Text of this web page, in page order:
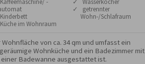
-
im Wohnraum
✓ Wasserkocher
✓ getrennter
Wohn-/Schlafraum
von ca. 34 qm und umfasst ein
Wohnküche und ein Badezimmer mit
einer Badewanne ausgestattet ist.